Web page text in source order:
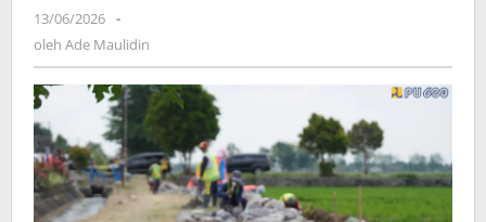
Program
Infrastruktur
Sosial
Ekonomi
13/06/2026 oleh
Ade
-
oleh Ade Maulidin